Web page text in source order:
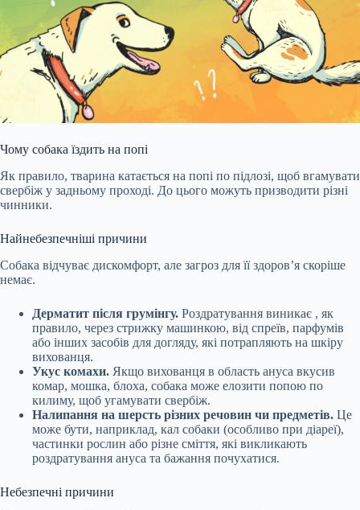
Чому собака їздить на попі
Як правило, тварина катається на попі по підлозі, щоб вгамувати
свербіж у задньому проході. До цього можуть призводити різні
чинники.
Найнебезпечніші причини
Собака відчуває дискомфорт, але загроз для її здоров’я скоріше
немає.
Дерматит після грумінгу. Роздратування виникає , як
правило, через стрижку машинкою, від спреїв, парфумів
або інших засобів для догляду, які потрапляють на шкіру
вихованця.
Укус комахи. Якщо вихованця в область ануса вкусив
комар, мошка, блоха, собака може елозити попою по
килиму, щоб угамувати свербіж.
Налипання на шерсть різних речовин чи предметів. Це
може бути, наприклад, кал собаки (особливо при діареї),
частинки рослин або різне сміття, які викликають
роздратування ануса та бажання почухатися.
Небезпечні причини